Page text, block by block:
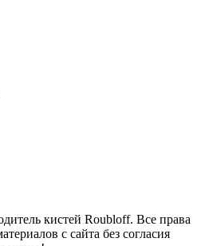
кистей Roubloff. Все права
с сайта без согласия